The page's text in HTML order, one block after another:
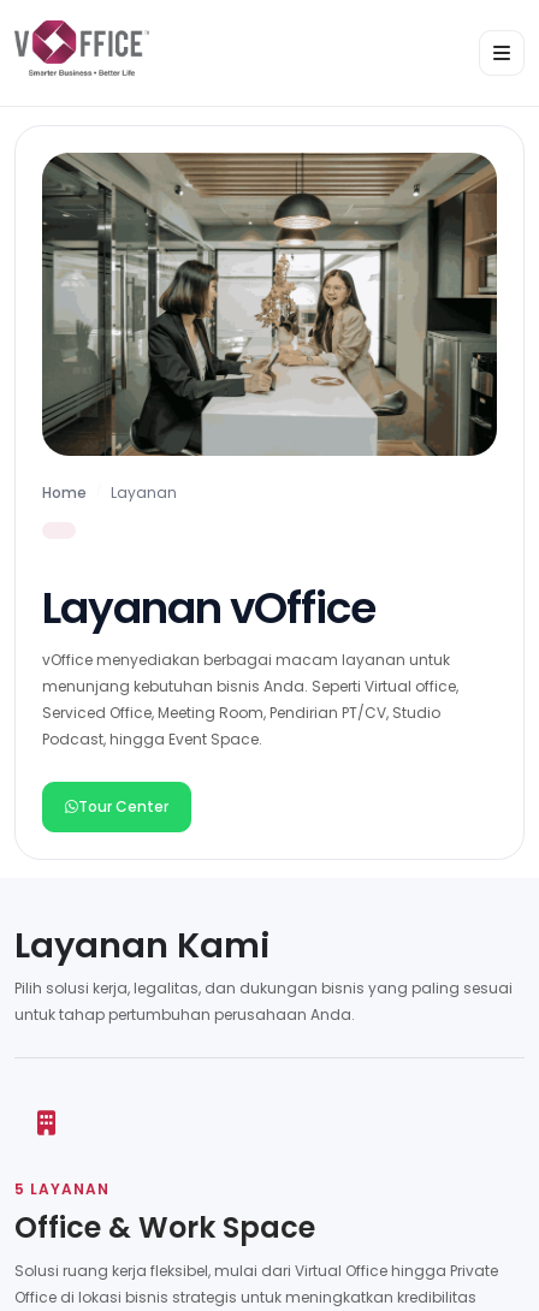
Home Layanan
Layanan vOffice
vOffice menyediakan berbagai macam layanan untuk
menunjang kebutuhan bisnis Anda. Seperti Virtual office,
Serviced Office, Meeting Room, Pendirian PT/CV, Studio
Podcast, hingga Event Space.
Tour Center
Layanan Kami
Pilih solusi kerja, legalitas, dan dukungan bisnis yang paling sesuai
untuk tahap pertumbuhan perusahaan Anda.
5 LAYANAN
Office & Work Space
Solusi ruang kerja fleksibel, mulai dari Virtual Office hingga Private
Office di lokasi bisnis strategis untuk meningkatkan kredibilitas